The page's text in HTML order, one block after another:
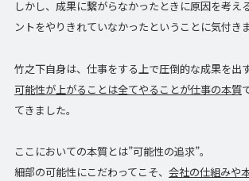
しかし、成果に繋がらなかったときに原因を考え
ントをやりきれていなかったということに気付きま
竹之下自身は、仕事をする上で圧倒的な成果を出
可能性が上がることは全てやることが仕事の本質
てきました。
ここにおいての本質とは”可能性の追求”。
細部の可能性にこだわってこそ、 会社の仕組みや